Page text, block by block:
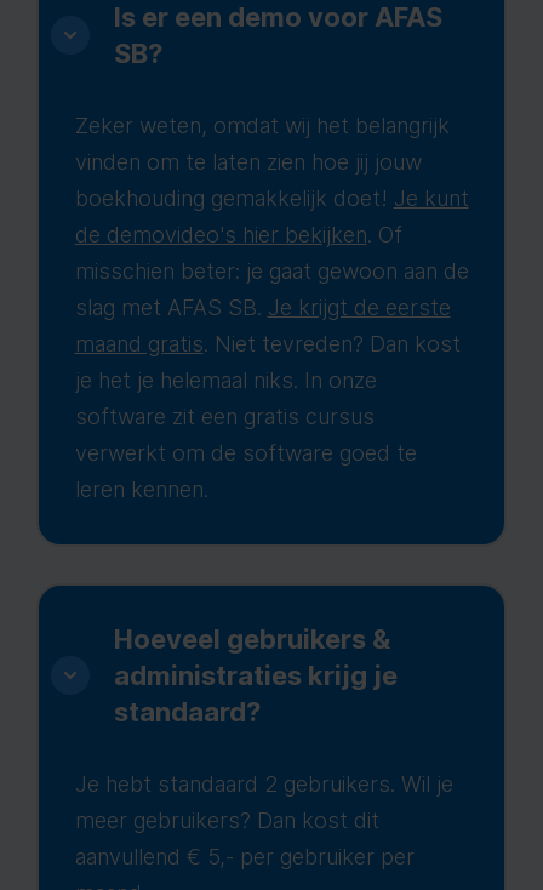
Is er een demo voor AFAS
SB?
Zeker weten, omdat wij het belangrijk
vinden om te laten zien hoe jij jouw
boekhouding gemakkelijk doet! Je kunt
de demovideo's hier bekijken. Of
misschien beter: je gaat gewoon aan de
slag met AFAS SB. Je krijgt de eerste
maand gratis. Niet tevreden? Dan kost
je het je helemaal niks. In onze
software zit een gratis cursus
verwerkt om de software goed te
leren kennen.
Hoeveel gebruikers &
administraties krijg je
standaard?
Je hebt standaard 2 gebruikers. Wil je
meer gebruikers? Dan kost dit
aanvullend € 5,- per gebruiker per